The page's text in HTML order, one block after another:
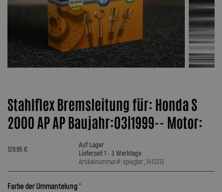
Stahlflex Bremsleitung für: Honda S
2000 AP AP Baujahr:03|1999-- Motor:
129,95 €
Auf Lager
Lieferzeit 1 - 3 Werktage
Artikelnummer#: spiegler_1413313
Farbe der Ummantelung